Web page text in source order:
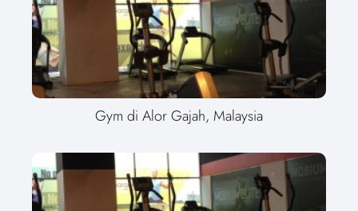
Gym di Alor Gajah, Malaysia